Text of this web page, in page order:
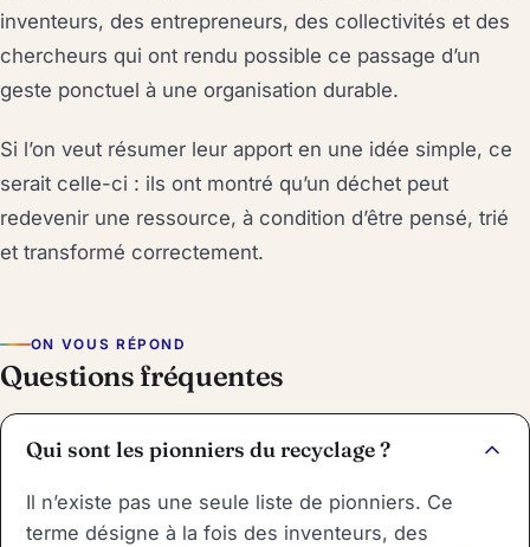
inventeurs, des entrepreneurs, des collectivités et des
chercheurs qui ont rendu possible ce passage d’un
geste ponctuel à une organisation durable.
Si l’on veut résumer leur apport en une idée simple, ce
serait celle-ci : ils ont montré qu’un déchet peut
redevenir une ressource, à condition d’être pensé, trié
et transformé correctement.
ON VOUS RÉPOND
Questions fréquentes
Qui sont les pionniers du recyclage ?
Il n’existe pas une seule liste de pionniers. Ce
terme désigne à la fois des inventeurs, des